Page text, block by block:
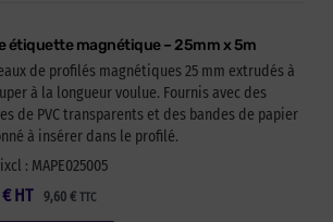
étiquette magnétique – 25mm x 5m
de profilés magnétiques 25 mm extrudés à
à la longueur voulue. Fournis avec des
de PVC transparents et des bandes de papier
à insérer dans le profilé.
: MAPE025005
€ 9,60 €TTC
HT